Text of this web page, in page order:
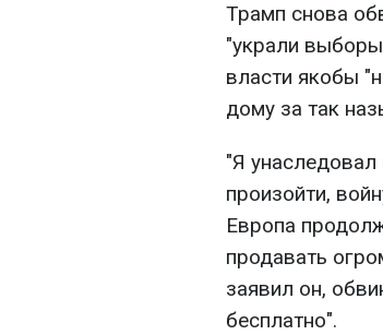
Трамп снова
"украли
власти якобы
дому за так
"Я
произойти,
Европа
продавать
заявил он,
бесплатно".